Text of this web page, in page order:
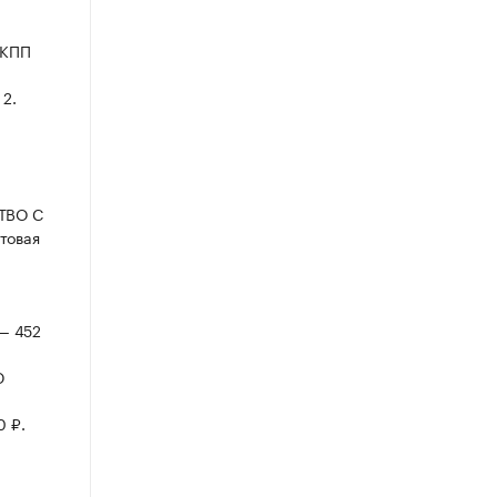
С
452
₽.